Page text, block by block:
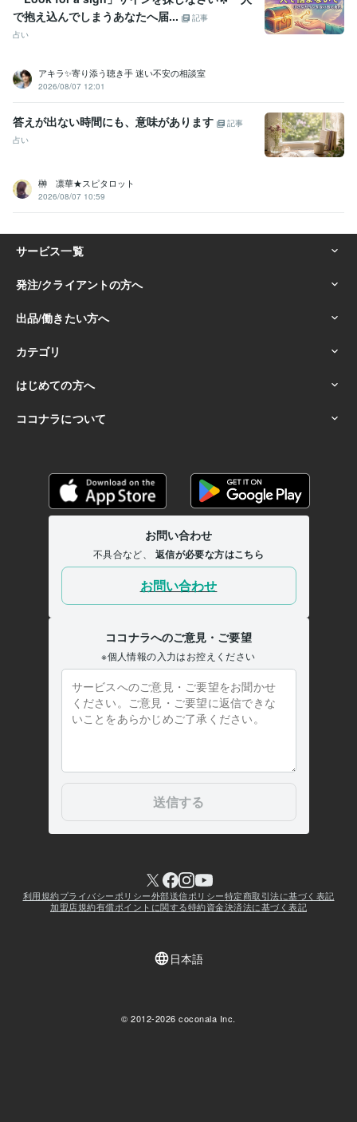
で抱え込んでしまうあなたへ届...
記事
占い
アキラ✨寄り添う聴き手 迷い不安の相談室
2026/08/07 12:01
答えが出ない時間にも、意味があります
記事
占い
榊 凛華★スピタロット
2026/08/07 10:59